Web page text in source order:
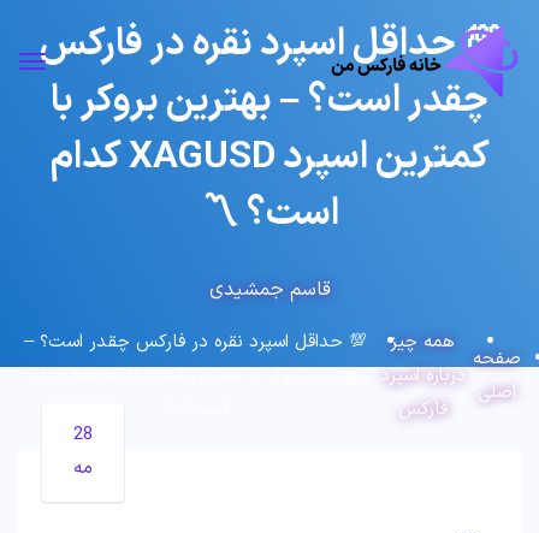
💯 حداقل اسپرد نقره در فارکس
چقدر است؟ – بهترین بروکر با
کمترین اسپرد XAGUSD کدام
است؟ 〽️
قاسم جمشیدی
صفحه
اصلی
همه چیز
درباره اسپرد
فارکس
💯 حداقل اسپرد نقره در فارکس چقدر است؟ –
بهترین بروکر با کمترین اسپرد XAGUSD کدام
28
مه